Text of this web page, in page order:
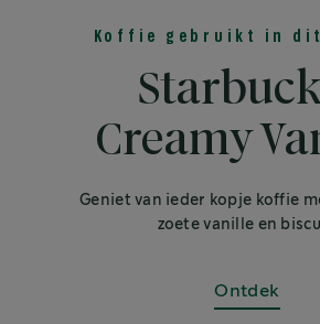
Koffie gebruikt in
Creamy
Geniet van ieder kopje koffie
zoete vanille en
Ontdek